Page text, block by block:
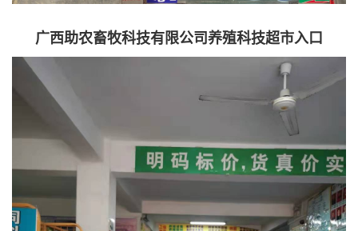
广西助农畜牧科技有限公司养殖科技超市入口